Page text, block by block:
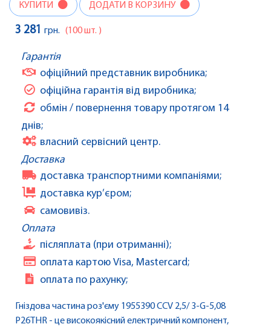
КУПИТИ ДОДАТИ В КОРЗИНУ
3 281 грн. (100 шт. )
Гарантія
офіційний представник виробника;
офіційна гарантія від виробника;
обмін / повернення товару протягом 14
днів;
власний сервісний центр.
Доставка
доставка транспортними компаніями;
доставка кур’єром;
самовивіз.
Оплата
післяплата (при отриманні);
оплата картою Visa, Mastercard;
оплата по рахунку;
Гніздова частина роз'єму 1955390 CCV 2,5/ 3-G-5,08
P26THR - це високоякісний електричний компонент,